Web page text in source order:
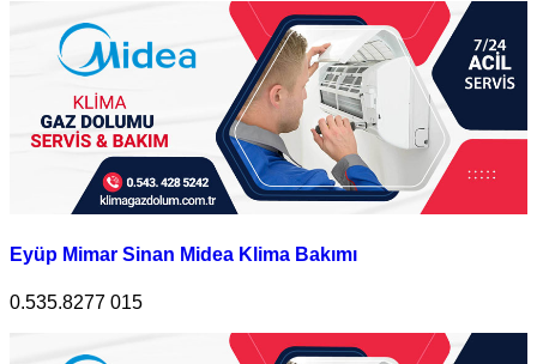
Eyüp Mimar Sinan Midea Klima Bakımı
0.535.8277 015